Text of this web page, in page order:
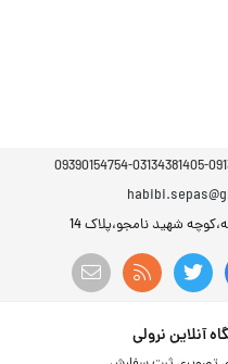
شهید نامجو،پلاک 14
آنلاین نرولی